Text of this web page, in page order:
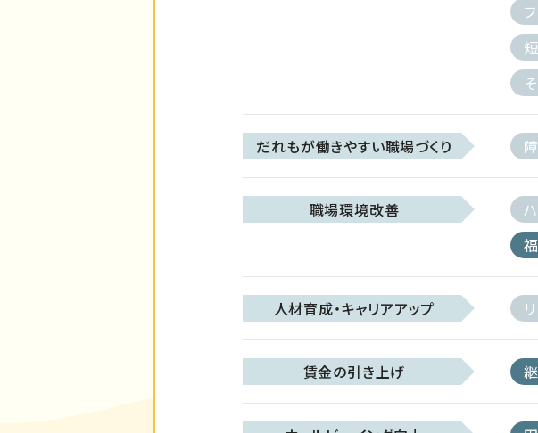
だれもが働きやすい職場づくり
職場環境改善
人材育成・キャリアアップ
賃金の引き上げ